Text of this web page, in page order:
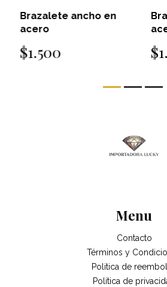
Brazalete ancho en
acero
$1.500
Menu
Contacto
Términos y
Politica de
Política de